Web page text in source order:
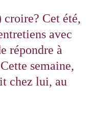
Cet été,
avec
répondre à
semaine,
chez lui, au